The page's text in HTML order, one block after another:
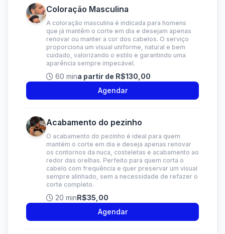
Coloração Masculina
A coloração masculina é indicada para homens
que já mantêm o corte em dia e desejam apenas
renovar ou manter a cor dos cabelos. O serviço
proporciona um visual uniforme, natural e bem
cuidado, valorizando o estilo e garantindo uma
aparência sempre impecável.
60 mina partir de R$130,00
Agendar
Acabamento do pezinho
O acabamento do pezinho é ideal para quem
mantém o corte em dia e deseja apenas renovar
os contornos da nuca, costeletas e acabamento ao
redor das orelhas. Perfeito para quem corta o
cabelo com frequência e quer preservar um visual
sempre alinhado, sem a necessidade de refazer o
corte completo.
20 minR$35,00
Agendar